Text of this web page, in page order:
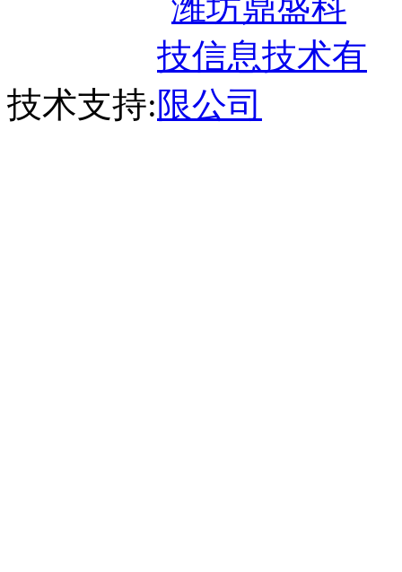
技术支持: